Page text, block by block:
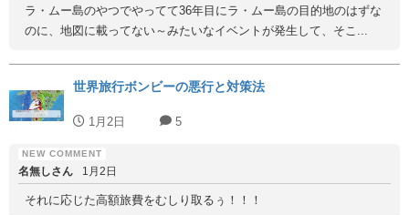
ラ・ムー島のやつでやってて36年目にラ・ムー島の目的地のはずな
のに、地図に載ってない～みたいなイベントが発生して、そこ...
世界旅行ボンビーの悪行と対策法
1月2日 5
名無しさん 1月2日
それに応じた高額旅費をむしり取るぅ！！！